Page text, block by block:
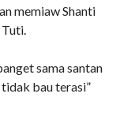
memiaw Shanti
sama santan
bau terasi”